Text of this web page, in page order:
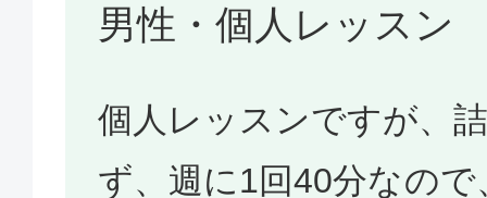
男性・個人レッスン
個人レッスンですが、
ず、週に1回40分なので